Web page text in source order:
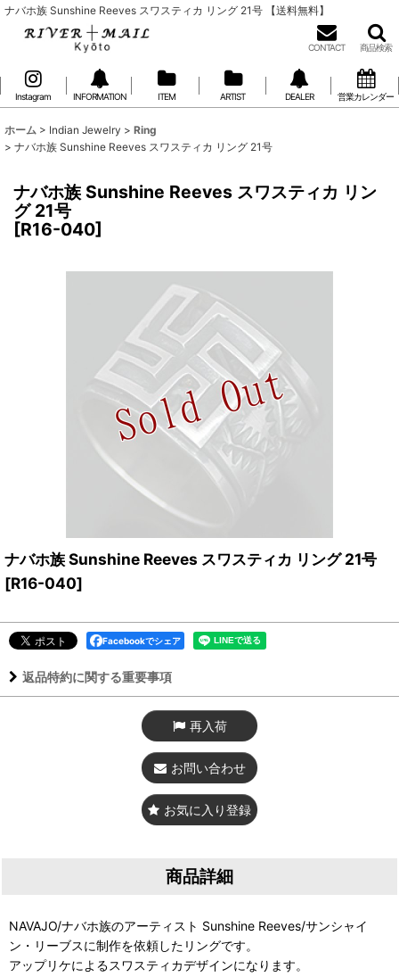
ナバホ族 Sunshine Reeves スワスティカ リング 21号 【送料無料】
CONTACT 商品検索
Instagram INFORMATION ITEM ARTIST DEALER 営業カレンダー
ホーム > Indian Jewelry > Ring
> ナバホ族 Sunshine Reeves スワスティカ リング 21号
ナバホ族 Sunshine Reeves スワスティカ リン
グ 21号
[R16-040]
ナバホ族 Sunshine Reeves スワスティカ リング 21号
[R16-040]
Facebookでシェア
返品特約に関する重要事項
再入荷
お問い合わせ
お気に入り登録
商品詳細
NAVAJO/ナバホ族のアーティスト Sunshine Reeves/サンシャイ
ン・リーブスに制作を依頼したリングです。
アップリケによるスワスティカデザインになります。